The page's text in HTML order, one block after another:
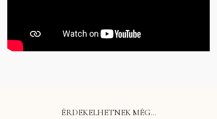
ÉRDEKELHETNEK MÉG…